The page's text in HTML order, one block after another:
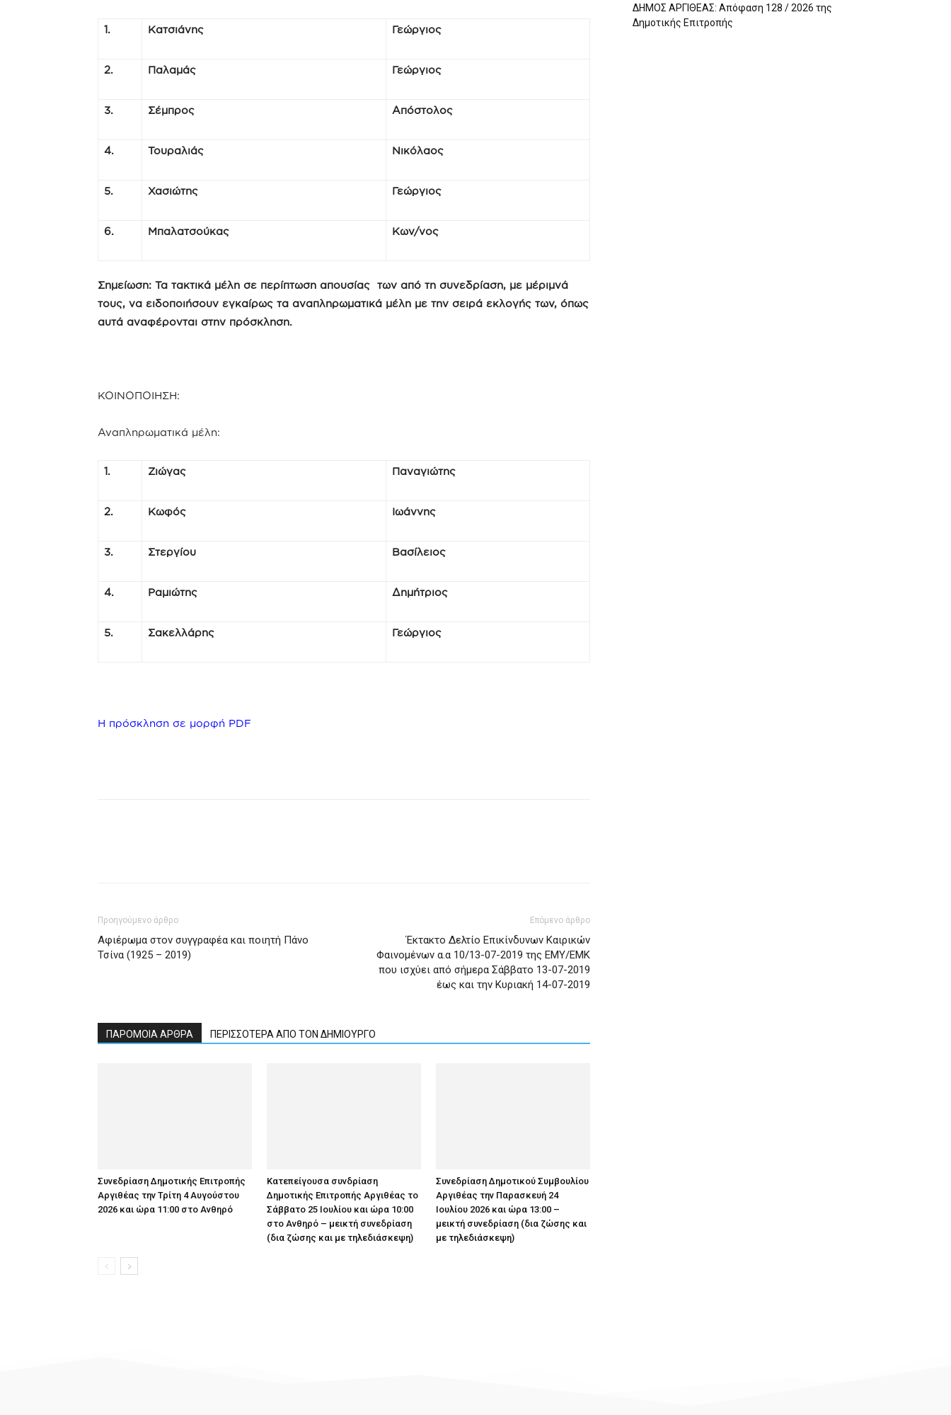
1. Κατσιάνης Γεώργιος
2. Παλαμάς Γεώργιος
3. Σέμπρος Απόστολος
4. Τουραλιάς Νικόλαος
5. Χασιώτης Γεώργιος
6. Μπαλατσούκας Κων/νος
Σημείωση: Τα τακτικά μέλη σε περίπτωση απουσίας των από τη συνεδρίαση, με μέριμνά
τους, να ειδοποιήσουν εγκαίρως τα αναπληρωματικά μέλη με την σειρά εκλογής των, όπως
αυτά αναφέρονται στην πρόσκληση.
ΚΟΙΝΟΠΟΙΗΣΗ:
Αναπληρωματικά μέλη:
1. Ζιώγας Παναγιώτης
2. Κωφός Ιωάννης
3. Στεργίου Βασίλειος
4. Ραμιώτης Δημήτριος
5. Σακελλάρης Γεώργιος
Η πρόσκληση σε μορφή PDF
Προηγούμενο άρθρο
Αφιέρωμα στον συγγραφέα και ποιητή Πάνο
Τσίνα (1925 – 2019)
Επόμενο άρθρο
Έκτακτο Δελτίο Επικίνδυνων Καιρικών
Φαινομένων α.α 10/13-07-2019 της ΕΜΥ/ΕΜΚ
που ισχύει από σήμερα Σάββατο 13-07-2019
έως και την Κυριακή 14-07-2019
ΠΑΡΟΜΟΙΑ ΑΡΘΡΑ ΠΕΡΙΣΣΟΤΕΡΑ ΑΠΟ ΤΟΝ ΔΗΜΙΟΥΡΓΟ
Συνεδρίαση Δημοτικής Επιτροπής
Αργιθέας την Τρίτη 4 Αυγούστου
2026 και ώρα 11:00 στο Ανθηρό
Κατεπείγουσα συνδρίαση
Δημοτικής Επιτροπής Αργιθέας το
Σάββατο 25 Ιουλίου και ώρα 10:00
στο Ανθηρό – μεικτή συνεδρίαση
(δια ζώσης και με τηλεδιάσκεψη)
Συνεδρίαση Δημοτικού Συμβουλίου
Αργιθέας την Παρασκευή 24
Ιουλίου 2026 και ώρα 13:00 –
μεικτή συνεδρίαση (δια ζώσης και
με τηλεδιάσκεψη)
ΔΗΜΟΣ ΑΡΓΙΘΕΑΣ: Απόφαση 128 / 2026 της
Δημοτικής Επιτροπής